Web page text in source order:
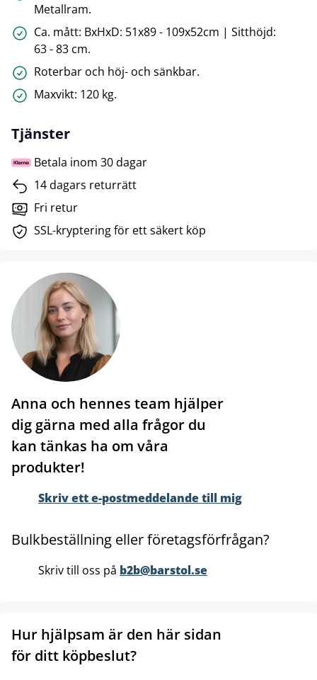
Metallram.
Ca. mått: BxHxD: 51x89 - 109x52cm | Sitthöjd:
63 - 83 cm.
Roterbar och höj- och sänkbar.
Maxvikt: 120 kg.
Tjänster
Betala inom 30 dagar
14 dagars returrätt
Fri retur
SSL-kryptering för ett säkert köp
Anna och hennes team hjälper
dig gärna med alla frågor du
kan tänkas ha om våra
produkter!
Skriv ett e-postmeddelande till mig
Bulkbeställning eller företagsförfrågan?
Skriv till oss på b2b@barstol.se
Hur hjälpsam är den här sidan
för ditt köpbeslut?